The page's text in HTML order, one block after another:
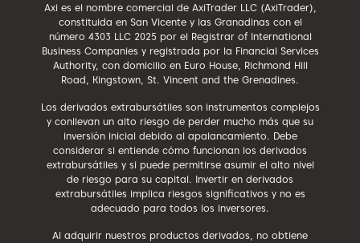
Axi es el nombre comercial de AxiTrader LLC (AxiTrader),
constituida en San Vicente y las Granadinas con el
número 4303 LLC 2025 por el Registrar of International
Business Companies y registrada por la Financial Services
Authority, con domicilio en Euro House, Richmond Hill
Road, Kingstown, St. Vincent and the Grenadines.
Los derivados extrabursátiles son instrumentos complejos
y conllevan un alto riesgo de perder mucho más que su
inversión inicial debido al apalancamiento. Debe
considerar si entiende cómo funcionan los derivados
extrabursátiles y si puede permitirse asumir el alto nivel
de riesgo para su capital. Invertir en derivados
extrabursátiles implica riesgos significativos y no es
adecuado para todos los inversores.
Al adquirir nuestros productos derivados, no obtiene